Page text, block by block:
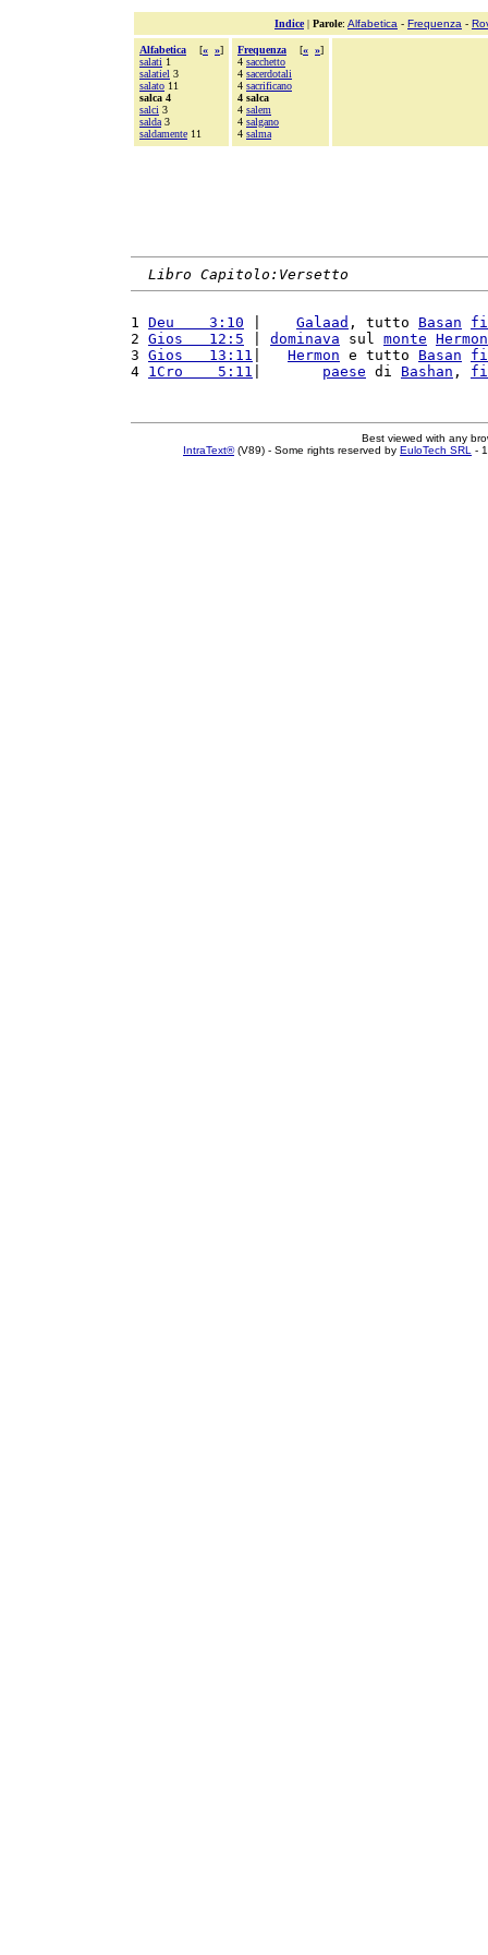
Indice| Parole: Alfabetica - Frequenza -
Alfabetica [« »]
salati 1
salatiel 3
salato 11
salca 4
salci 3
salda 3
saldamente 11
Frequenza [« »]
4 sacchetto
4 sacerdotali
4 sacrificano
4 salca
4 salem
4 salgano
4 salma
Libro Capitolo:Versetto
1 Deu    3:10 Galaad , tutto Basan
2 Gios   12:5 dominava sul monte Hermon
3 Gios   13:11 Hermon e tutto Basan
4 1Cro    5:11 paese di Bashan ,
Best viewed with any
IntraText®(V89) - Some rights reserved by EuloTech SRL -